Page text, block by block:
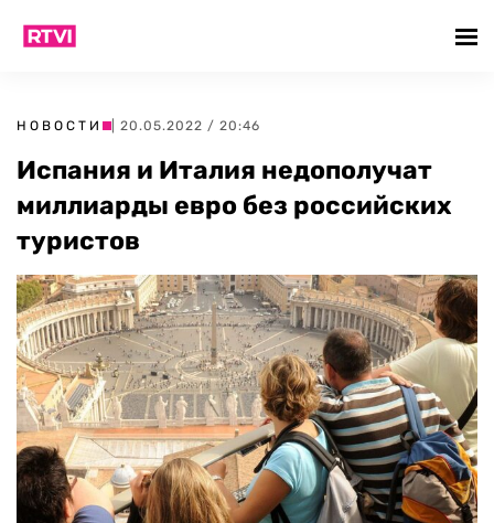
НОВОСТИ | 20.05.2022 / 20:46
Испания и Италия недополучат
миллиарды евро без российских
туристов